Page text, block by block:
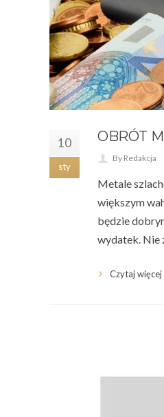
10
sty
OBRÓT
By Redakcja
Metale
większym
będzie
wydatek. Nie
Czytaj więcej